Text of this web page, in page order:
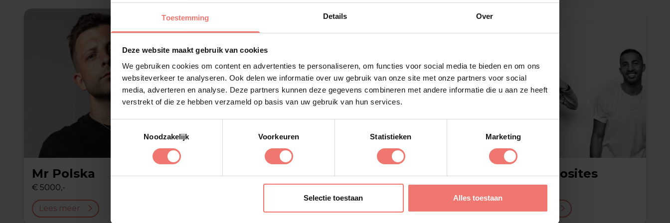
Toestemming Details Over
Deze website maakt gebruik van cookies
We gebruiken cookies om content en advertenties te personaliseren, om functies voor social media te bieden en om ons
websiteverkeer te analyseren. Ook delen we informatie over uw gebruik van onze site met onze partners voor social
media, adverteren en analyse. Deze partners kunnen deze gegevens combineren met andere informatie die u aan ze heeft
verstrekt of die ze hebben verzameld op basis van uw gebruik van hun services.
Toestemmingsselectie
Noodzakelijk
Voorkeuren Statistieken Marketing
Selectie toestaan Alles toestaan
Mr Polska
€ 5000,-
Lees meer
Sjaak Donnie
op aanvraag
The Opposites
op aanvraag